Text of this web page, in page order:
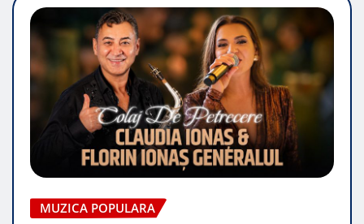
MUZICA POPULARA